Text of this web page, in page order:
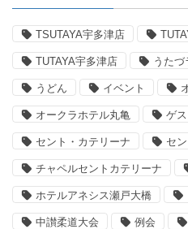
TSUTAYA宇多津店
TUTAYA宇多津店 うた
うどん イベント
オークラホテル丸亀 ゲ
セント・カテリーナ セ
チャペルセントカテリーナ
ホテルアネシス瀬戸大橋
中讃柔道大会 例会